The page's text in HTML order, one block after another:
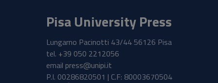
Pisa University Press
Lungarno Pacinotti 43/44 56126 Pisa
tel. +39 050 2212056
email press@unipi.it
P.I. 00286820501 | C.F: 80003670504